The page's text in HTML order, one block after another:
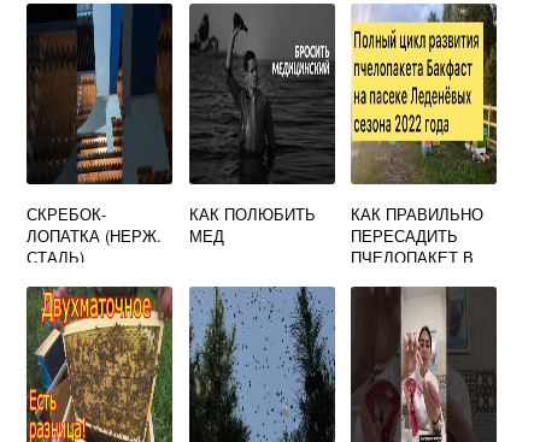
УСЛОВИЯХ
СКРЕБОК-
ЛОПАТКА (НЕРЖ.
СТАЛЬ)
КАК ПОЛЮБИТЬ
МЕД
КАК ПРАВИЛЬНО
ПЕРЕСАДИТЬ
ПЧЕЛОПАКЕТ В